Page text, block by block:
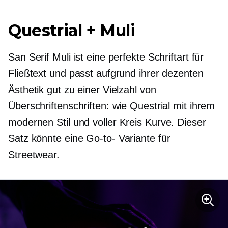
Questrial + Muli
San Serif Muli ist eine perfekte Schriftart für
Fließtext und passt aufgrund ihrer dezenten
Ästhetik gut zu einer Vielzahl von
Überschriftenschriften: wie Questrial mit ihrem
modernen Stil undvoller Kreis Kurve. Dieser
Satz könnte eine Go-to- Variante für
Streetwear.